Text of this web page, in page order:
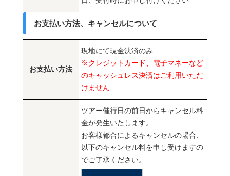
お支払い方法、キャンセルについて
お支払い方法
現地にて現金決済のみ
※クレジットカード、電子マネーなど
のキャッシュレス決済はご利用いただ
けません
ツアー催行日の前日からキャンセル料
金が発生いたします。
お客様都合によるキャンセルの場合、
以下のキャンセル料を申し受けますの
でご了承ください。